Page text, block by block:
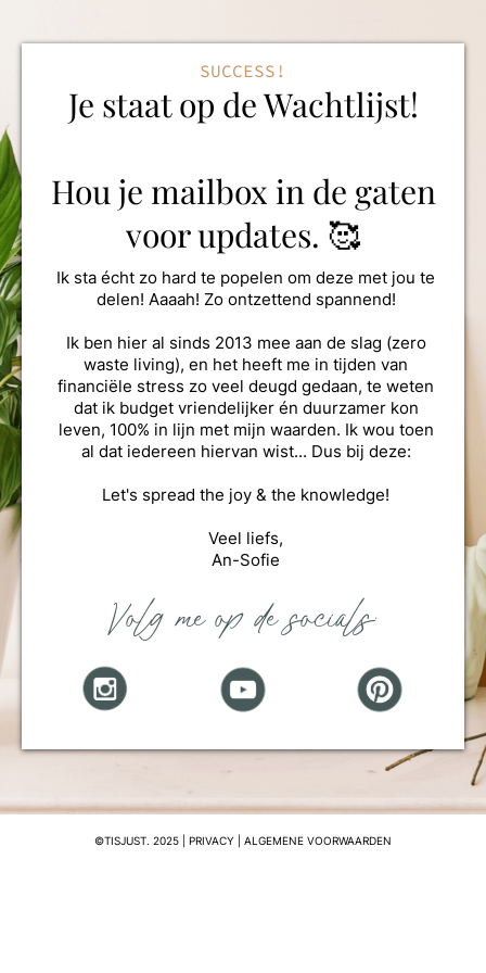
SUCCESS!
Je staat op de Wachtlijst!
Hou je mailbox in de gaten
voor updates. 🥰
Ik sta écht zo hard te popelen om deze met jou te
delen! Aaaah! Zo ontzettend spannend!
Ik ben hier al sinds 2013 mee aan de slag (zero
waste living), en het heeft me in tijden van
financiële stress zo veel deugd gedaan, te weten
dat ik budget vriendelijker én duurzamer kon
leven, 100% in lijn met mijn waarden. Ik wou toen
al dat iedereen hiervan wist... Dus bij deze:
Let's spread the joy & the knowledge!
Veel liefs,
An-Sofie
Volg me op de socials:
©TISJUST. 2025 | PRIVACY ALGEMENE VOORWAARDEN